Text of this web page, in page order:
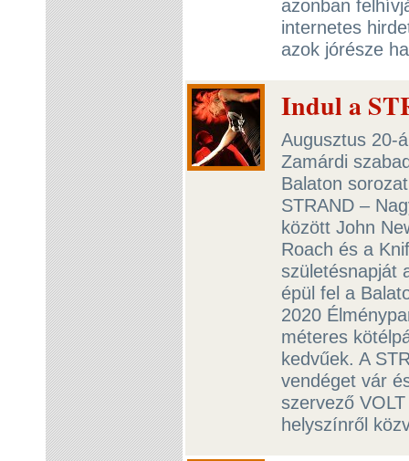
azonban
internetes
azok jórésze
Indul a
Augusztus 20-
Zamárdi
Balaton
STRAND –
között John
Roach és a
születésnapját
épül fel a
2020
méteres
kedvűek. A
vendéget vár
szervező
helyszínről